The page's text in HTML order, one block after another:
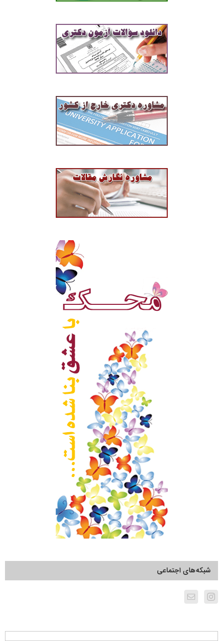
شبکه‌های اجتماعی